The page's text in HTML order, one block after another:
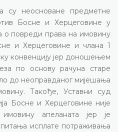
су неосноване предметне
Босне и Херцеговине у
о повреди права на имовину
и Херцеговине и члана 1
конвенцију јер доношењем
по основу рачуна старе
до неоправданог мијешања
Такође, Уставни суд
Босне и Херцеговине није
апеланата јер је
исплате потраживања